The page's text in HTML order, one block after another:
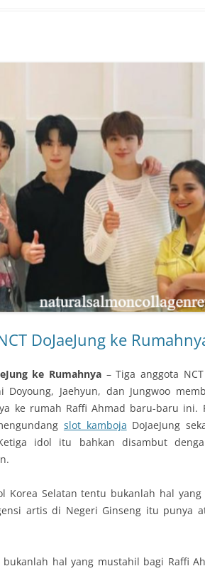
DoJaeJung ke
ke Rumahnya – Tiga anggota
Doyoung, Jaehyun, dan Jungwoo
ke rumah Raffi Ahmad baru-baru ini.
slot kamboja DoJaeJung
idol itu bahkan disambut
Korea Selatan tentu bukanlah hal yang
artis di Negeri Ginseng itu punya
bukanlah hal yang mustahil bagi Raffi